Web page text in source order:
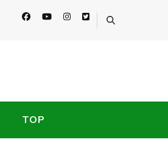
TOP